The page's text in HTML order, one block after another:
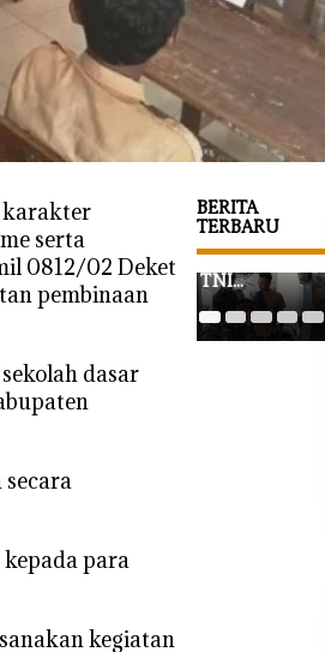
serta
0812/02 Deket
pembinaan
dasar
para
kegiatan
BERITA
TERBARU
‎Prajurit
TNI
Gendong
Pembangu
nan Desa,
‎Prajurit
TNI
Bojonegor
o Rela